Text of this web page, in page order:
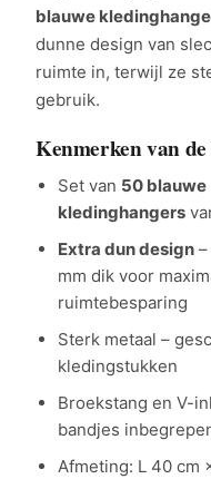
blauwe
dunne design van
ruimte in, terwijl ze
gebruik.
Kenmerken van
Set van 50 blauwe
kledinghangers
Extra dun design–
mm dik voor
ruimtebesparing
Sterk metaal –
kledingstukken
Broekstang en V-
bandjes
Afmeting: L 40 cm